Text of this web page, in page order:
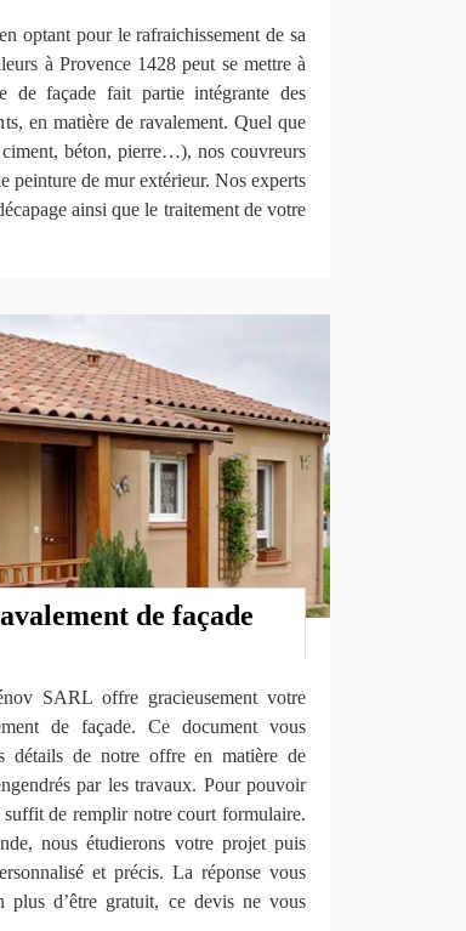
optant pour le rafraichissement de sa
à Provence 1428 peut se mettre à
de façade fait partie intégrante des
en matière de ravalement. Quel que
béton, pierre…), nos couvreurs
peinture de mur extérieur. Nos experts
ainsi que le traitement de votre
de façade
SARL offre gracieusement votre
de façade. Ce document vous
détails de notre offre en matière de
par les travaux. Pour pouvoir
de remplir notre court formulaire.
nous étudierons votre projet puis
et précis. La réponse vous
plus d’être gratuit, ce devis ne vous